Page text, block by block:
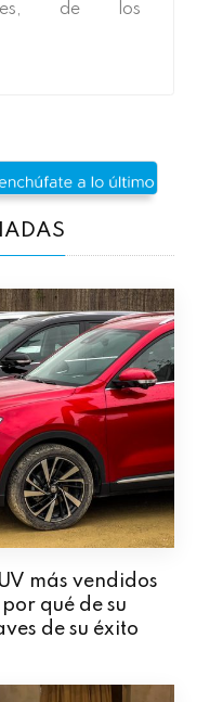
de los
más vendidos
qué de su
de su éxito